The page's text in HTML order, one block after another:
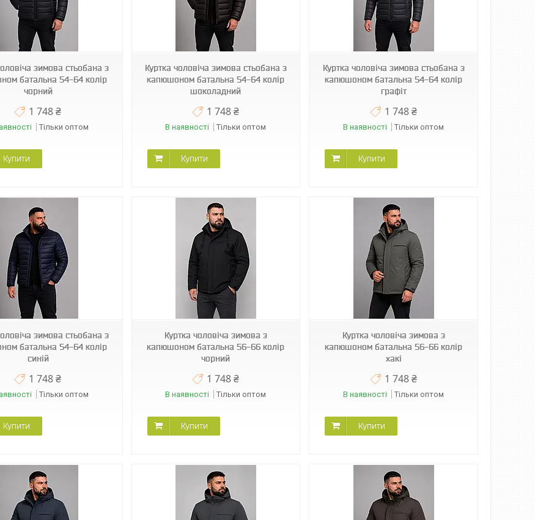
зимова стьобана з
батальна 54-64 колір
чорний
1 748 ₴
Тільки оптом
Купити
B-2703
Куртка чоловіча зимова стьобана з
капюшоном батальна 54-64 колір
шоколадний
1 748 ₴
В наявності Тільки оптом
Купити
BINOR B-2703
Куртка чоловіча зимова стьобана з
капюшоном батальна 54-64 колір
графіт
1 748 ₴
В наявності Тільки оптом
Купити
зимова стьобана з
батальна 54-64 колір
синій
1 748 ₴
Тільки оптом
Купити
B-404
Куртка чоловіча зимова з
капюшоном батальна 56-66 колір
чорний
1 748 ₴
В наявності Тільки оптом
Купити
BINOR B-404
Куртка чоловіча зимова з
капюшоном батальна 56-66 колір
хакі
1 748 ₴
В наявності Тільки оптом
Купити